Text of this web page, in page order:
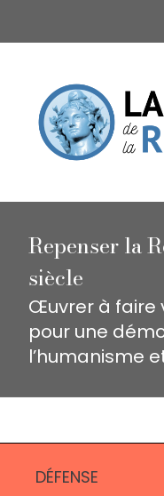
Repenser la
siècle
Œuvrer à faire
pour une
l’humanisme
DÉFENSE